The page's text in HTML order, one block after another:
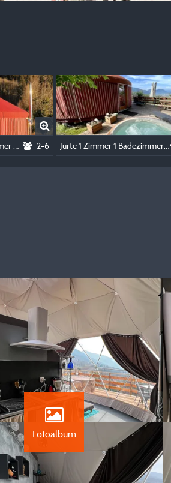
2-6 Jurte 1 Zimmer 1 Badezimmer + WC + Spa
Fotoalbum